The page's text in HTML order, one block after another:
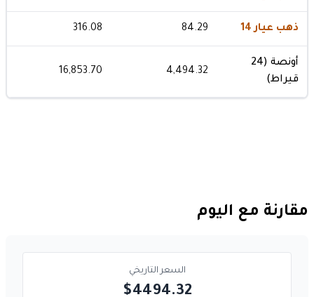
ذهب عيار 14 84.29
316.08
أونصة (24
قيراط)
4,494.32
16,853.70
مقارنة مع اليوم
السعر التاريخي
$4494.32